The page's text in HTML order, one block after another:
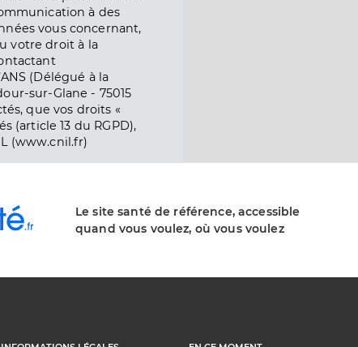
à des
vous concernant,
votre droit à la
(Délégué à la
sur-Glane - 75015
que vos droits «
(article 13 du RGPD),
(www.cnil.fr)
Le site santé de référence, accessible
quand vous voulez, où vous voulez